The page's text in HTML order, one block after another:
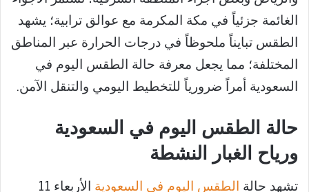
الغائمة جزئياً في مكة المكرمة مع عوالق ترابية؛ يشهد
الطقس تبايناً ملحوظاً في درجات الحرارة عبر المناطق
المختلفة؛ مما يجعل معرفة حالة الطقس اليوم في
السعودية أمراً ضرورياً للتخطيط اليومي والتنقل الآمن.
حالة الطقس اليوم في السعودية
ورياح الغبار النشطة
تشهد حالة الطقس اليوم في السعودية
الأربعاء 11